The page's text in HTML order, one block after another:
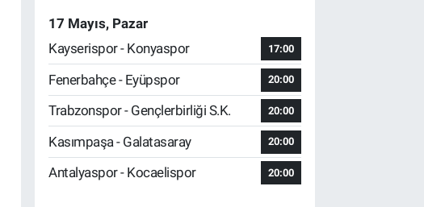
17 Mayıs, Pazar
Kayserispor - Konyaspor
17:00
Fenerbahçe - Eyüpspor 20:00
Trabzonspor - Gençlerbirliği S.K. 20:00
Kasımpaşa - Galatasaray 20:00
Antalyaspor - Kocaelispor 20:00